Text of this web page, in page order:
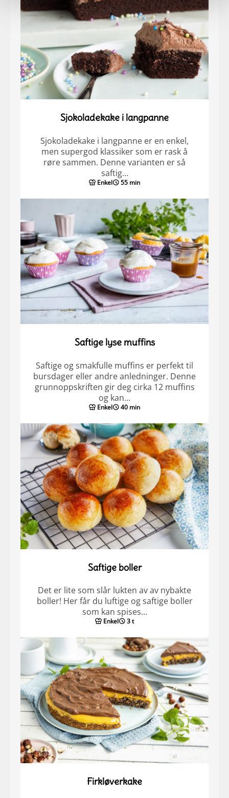
Sjokoladekake i langpanne
Sjokoladekake i langpanne er en enkel,
men supergod klassiker som er rask å
røre sammen. Denne varianten er så
saftig…
Enkel 55 min
Saftige lyse muffins
Saftige og smakfulle muffins er perfekt til
bursdager eller andre anledninger. Denne
grunnoppskriften gir deg cirka 12 muffins
og kan…
Enkel 40 min
Saftige boller
Det er lite som slår lukten av av nybakte
boller! Her får du luftige og saftige boller
som kan spises…
Enkel 3 t
Firkløverkake